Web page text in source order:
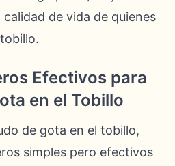
de vida de quienes
Efectivos para
en el Tobillo
de gota en el tobillo,
simples pero efectivos